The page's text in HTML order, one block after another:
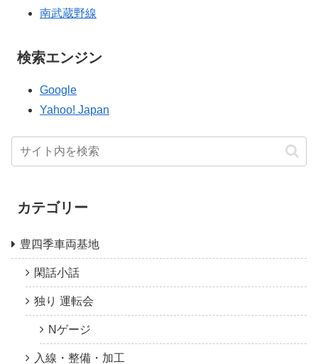
南武蔵野線
検索エンジン
Google
Yahoo! Japan
カテゴリー
豊四季車両基地
閑話小話
独り 運転会
Nゲージ
入線・整備・加工